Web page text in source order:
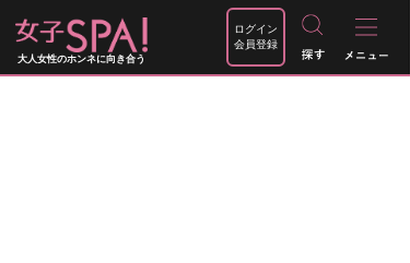
大人女性のホンネに向き合う
ログイン
会員登録